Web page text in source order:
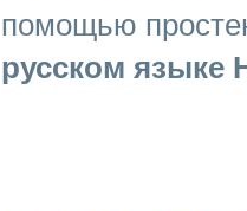
помощью
русском языке